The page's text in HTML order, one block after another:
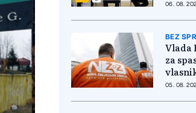
06. 08.
BEZ
Vlada
za
05. 08.